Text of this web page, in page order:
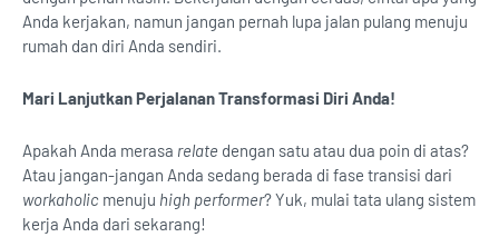
Anda kerjakan, namun jangan pernah lupa jalan pulang menuju
rumah dan diri Anda sendiri.
Mari Lanjutkan Perjalanan Transformasi Diri Anda!
Apakah Anda merasa relate dengan satu atau dua poin di atas?
Atau jangan-jangan Anda sedang berada di fase transisi dari
workaholic menuju high performer? Yuk, mulai tata ulang sistem
kerja Anda dari sekarang!